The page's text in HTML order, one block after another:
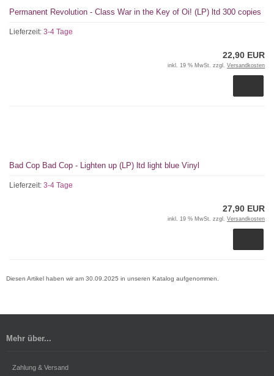
Permanent Revolution - Class War in the Key of Oi! (LP) ltd 300 copies
Lieferzeit: 3-4 Tage
22,90 EUR
inkl. 19 % MwSt. zzgl. Versandkosten
Bad Cop Bad Cop - Lighten up (LP) ltd light blue Vinyl
Lieferzeit: 3-4 Tage
27,90 EUR
inkl. 19 % MwSt. zzgl. Versandkosten
Diesen Artikel haben wir am 30.09.2025 in unseren Katalog aufgenommen.
Mehr über...
Zahlung & Versand